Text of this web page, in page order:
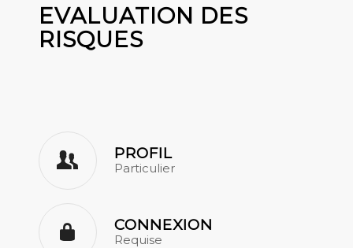
Détail démarche
EVALUATION DES
RISQUES
PROFIL
Particulier
CONNEXION
Requise